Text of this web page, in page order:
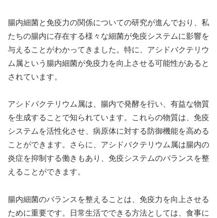
腸内細菌と免疫力の関係についての研究が進んでおり、私
たちの腸内に存在する様々な細菌が免疫システムに影響を
与えることがわかってきました。特に、アシドバクテリウ
ム属という腸内細菌が免疫力を向上させる可能性があると
されています。
アシドバクテリウム属は、腸内で発酵を行い、有益な物質
を生成することで知られています。これらの物質は、免疫
システムを活性化させ、病原体に対する防御機能を高める
ことができます。さらに、アシドバクテリウム属は腸内の
炎症を抑制する働きもあり、免疫システムのバランスを整
えることができます。
腸内細菌のバランスを整えることは、免疫力を向上させる
ために重要です。日常生活でできる方法としては、食事に